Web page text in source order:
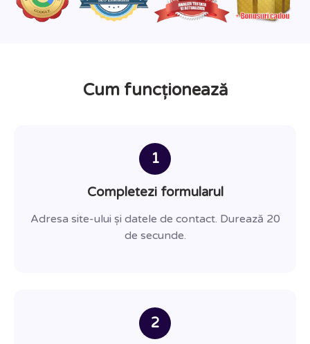
Cum funcționează
1
Completezi formularul
Adresa site-ului și datele de contact. Durează 20
de secunde.
2